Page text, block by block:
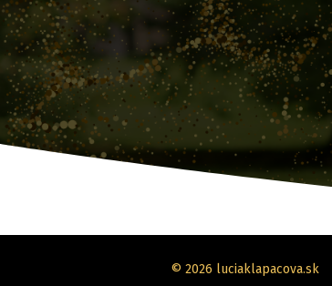
© 2026 luciaklapacova.sk